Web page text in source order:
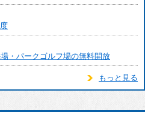
・パークゴルフ場の無料開放
もっと見る